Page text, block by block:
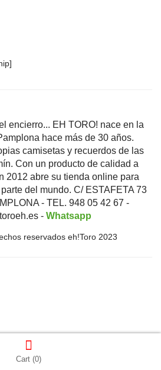
encierro... EH TORO! nace en la
hace más de 30 años.
camisetas y recuerdos de las
Con un producto de calidad a
2012 abre su tienda online para
del mundo. C/ ESTAFETA 73
- TEL. 948 05 42 67 -
- Whatsapp
reservados eh!Toro 2023
Cart(0)